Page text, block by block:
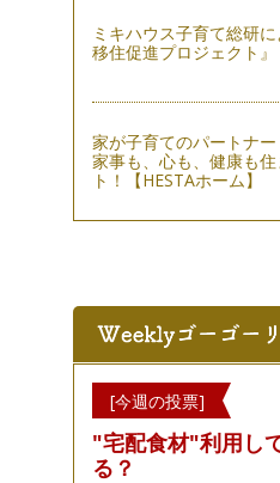
ミキハウス子育て総研
移住促進プロジェクト』
家が子育てのパートナー
家事も、心も、健康も
ト！【HESTAホーム】
[今週の投票]
"宅配食材"利用し
る？